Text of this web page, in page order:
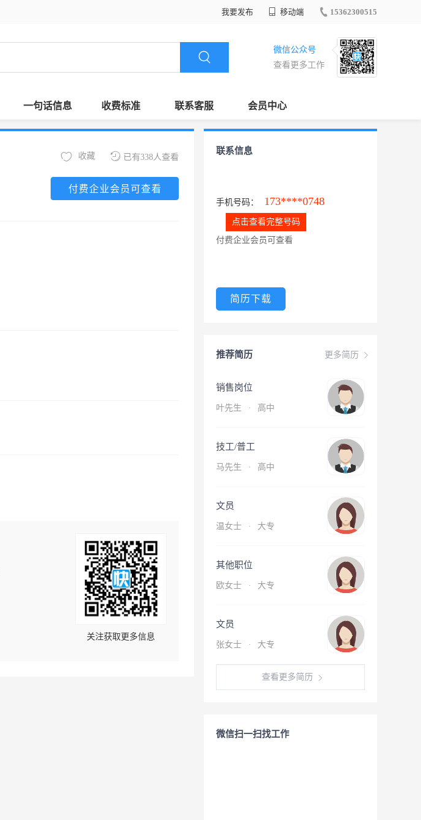
我要发布 移动端 15362300515
微信公众号
查看更多工作
一句话信息 收费标准 联系客服 会员中心
已有338人查看
收藏
付费企业会员可查看
关注获取更多信息
联系信息
手机号码： 173****0748
点击查看完整号码
付费企业会员可查看
简历下载
更多简历
推荐简历
销售岗位
叶先生 · 高中
技工/普工
马先生 · 高中
文员
温女士 · 大专
其他职位
欧女士 · 大专
文员
张女士 · 大专
查看更多简历
微信扫一扫找工作